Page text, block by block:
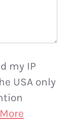
my IP
USA only
More